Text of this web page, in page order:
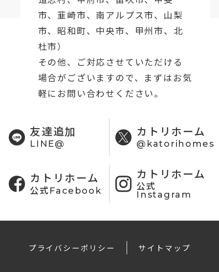
市、韮崎市、南アルプス市、山梨
市、昭和町、中央市、甲州市、北
杜市）
その他、ご対応させていただける
場合がございますので、まずはお気
軽にお問い合わせください。
友達追加
LINE@
カトリホーム
@katorihomes
カトリホーム
公式Facebook
カトリホーム
公式
Instagram
プライバシーポリシー サイトマップ